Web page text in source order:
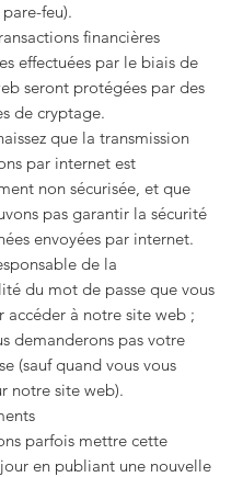
feu).
financières
effectuées par le biais de
seront protégées par des
de cryptage.
que la transmission
par internet est
non sécurisée, et que
pas garantir la sécurité
envoyées par internet.
de la
du mot de passe que vous
accéder à notre site web ;
demanderons pas votre
(sauf quand vous vous
notre site web).
parfois mettre cette
en publiant une nouvelle